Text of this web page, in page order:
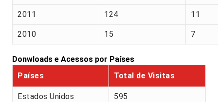
2011 124 11
2010 15 7
Donwloads e Acessos por Países
Países
Total de Visitas
Estados Unidos 595